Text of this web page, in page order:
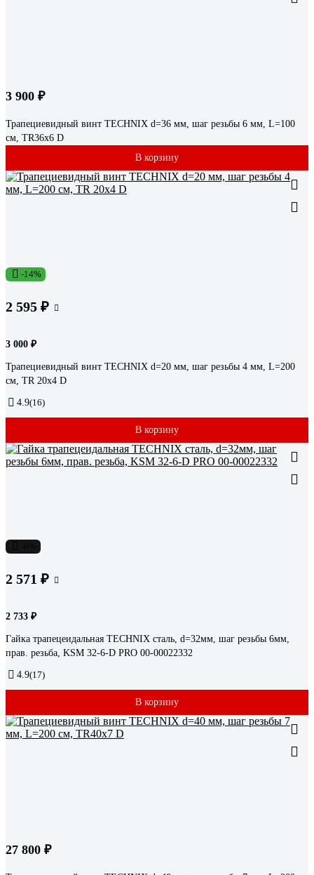
3 900 ₽
Трапециевидный винт TECHNIX d=36 мм, шаг резьбы 6 мм, L=100
см, TR36х6 D
В корзину
-14%
2 595 ₽
3 000 ₽
Трапециевидный винт TECHNIX d=20 мм, шаг резьбы 4 мм, L=200
см, TR 20х4 D
4.9(16)
В корзину
2 571 ₽
2 733 ₽
Гайка трапецеидальная TECHNIX сталь, d=32мм, шаг резьбы 6мм,
прав. резьба, KSM 32-6-D PRO 00-00022332
4.9(17)
В корзину
27 800 ₽